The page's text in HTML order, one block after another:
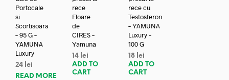
Portocale
si
Scortisoara
– 95 G –
YAMUNA
Luxury
24 lei
READ MORE
rece
Floare
de
CIRES –
Yamuna
14 lei
ADD TO
CART
rece cu
Testosteron
– YAMUNA
Luxury –
100 G
18 lei
ADD TO
CART